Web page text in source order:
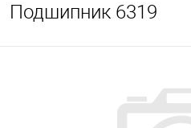
Подшипник 6319